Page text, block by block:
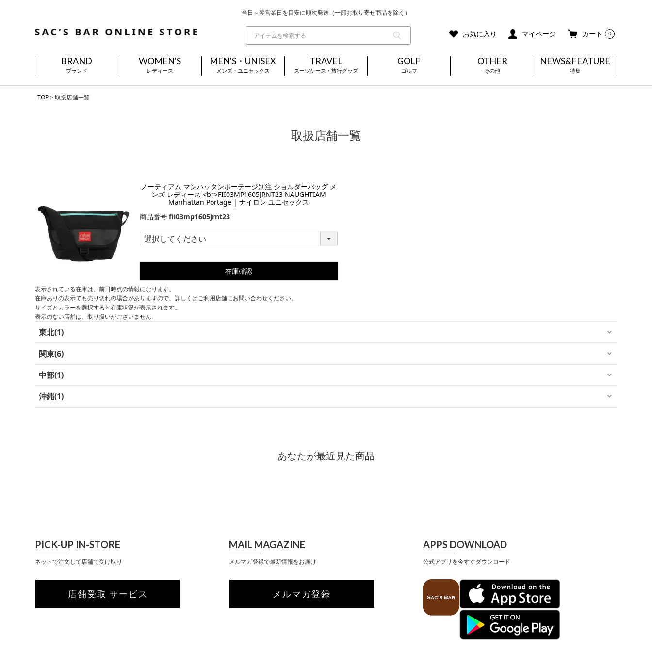
当日～翌営業日を目安に順次発送（一部お取り寄せ商品を除く）
お気に入り マイページ カート 0
BRAND
ブランド
WOMEN'S
レディース
MEN'S・UNISEX
メンズ・ユニセックス
TRAVEL
スーツケース・旅行グッズ
GOLF
ゴルフ
OTHER
その他
NEWS&FEATURE
特集
TOP 取扱店舗一覧
取扱店舗一覧
ノーティアム マンハッタンポーテージ別注 ショルダーバッグ メ
ンズ レディース <br>FII03MP1605JRNT23 NAUGHTIAM
Manhattan Portage | ナイロン ユニセックス
商品番号 fii03mp1605jrnt23
在庫確認
表示されている在庫は、前日時点の情報になります。
在庫ありの表示でも売り切れの場合がありますので、詳しくはご利用店舗にお問い合わせください。
サイズとカラーを選択すると在庫状況が表示されます。
表示のない店舗は、取り扱いがございません。
東北 1
関東 6
中部 1
沖縄 1
あなたが最近見た商品
PICK-UP IN-STORE
ネットで注文して店舗で受け取り
店舗受取 サービス
MAIL MAGAZINE
メルマガ登録で最新情報をお届け
メルマガ登録
APPS DOWNLOAD
公式アプリを今すぐダウンロード